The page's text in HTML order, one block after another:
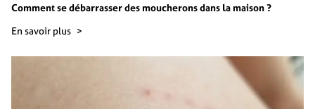
Comment se débarrasser des moucherons dans la maison ?
En savoir plus